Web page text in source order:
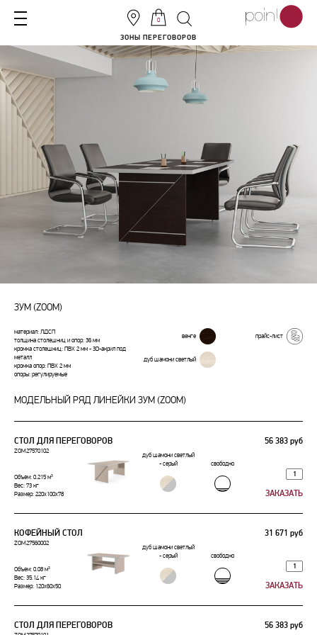
0
ЗОНЫ ПЕРЕГОВОРОВ
ЗУМ (ZOOM)
материал: ЛДСП
толщина столешниц и опор: 36 мм
кромка столешниц: ПВХ 2 мм - 3D-акрил под
металл
кромка опор: ПВХ 2 мм
опоры: регулируемые
венге
дуб шамони светлый
прайс-лист
МОДЕЛЬНЫЙ РЯД ЛИНЕЙКИ ЗУМ (ZOOM)
СТОЛ ДЛЯ ПЕРЕГОВОРОВ 56 383 руб
ZOM27570102
дуб шамони светлый
- серый
свободно
Объем: 0.215 м³
Вес: 73 кг
Размер: 220x100x78
КОФЕЙНЫЙ СТОЛ 31 671 руб
ZOM27560002
дуб шамони светлый
- серый
свободно
Объем: 0.08 м³
Вес: 35.14 кг
Размер: 120x60x50
СТОЛ ДЛЯ ПЕРЕГОВОРОВ 56 383 руб